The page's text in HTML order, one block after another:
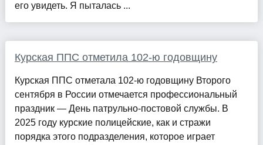
его увидеть. Я пыталась ...
Курская ППС отметила 102-ю годовщину
Курская ППС отметала 102-ю годовщину Второго
сентября в России отмечается профессиональный
праздник — День патрульно-постовой службы. В
2025 году курские полицейские, как и стражи
порядка этого подразделения, которое играет